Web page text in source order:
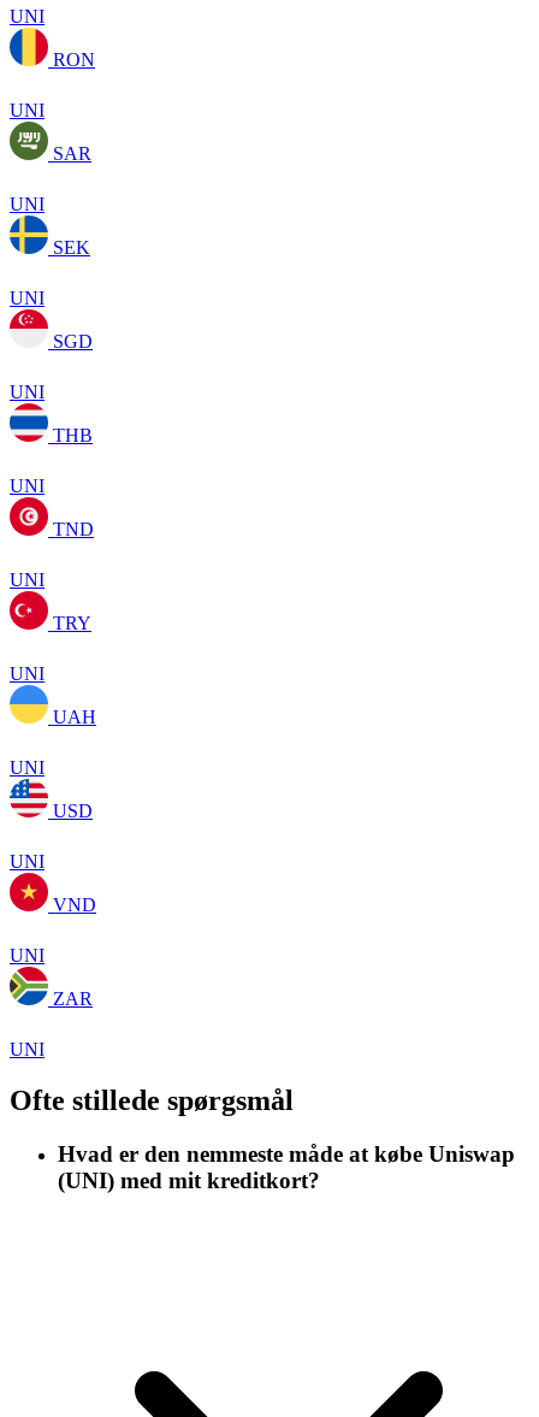
UNI
RON
UNI
SAR
UNI
SEK
UNI
SGD
UNI
THB
UNI
TND
UNI
TRY
UNI
UAH
UNI
USD
UNI
VND
UNI
ZAR
UNI
Ofte stillede spørgsmål
Hvad er den nemmeste måde at købe Uniswap
(UNI) med mit kreditkort?